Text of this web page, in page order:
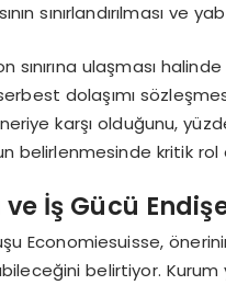
sınırlandırılması ve
sınırına ulaşması
dolaşımı
karşı olduğunu,
belirlenmesinde kritik rol
ve İş Gücü
Economiesuisse,
belirtiyor.